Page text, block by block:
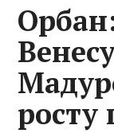
росту